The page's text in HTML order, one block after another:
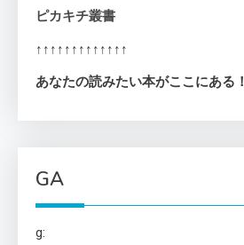
ピカキチ叢書
↑↑↑↑↑↑↑↑↑↑↑↑↑
あなたの読みたい本がここにある！
GA
g: